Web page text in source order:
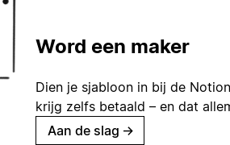
Word een maker
Dien je sjabloon in bij de
krijg zelfs betaald – en dat
Aan de slag →